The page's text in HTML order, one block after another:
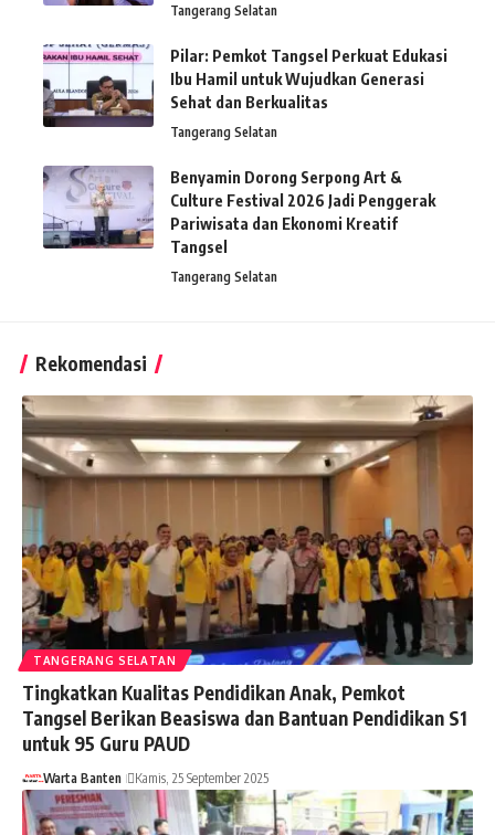
Tangerang Selatan
Pilar: Pemkot Tangsel Perkuat Edukasi
Ibu Hamil untuk Wujudkan Generasi
Sehat dan Berkualitas
Tangerang Selatan
Benyamin Dorong Serpong Art &
Culture Festival 2026 Jadi Penggerak
Pariwisata dan Ekonomi Kreatif
Tangsel
Tangerang Selatan
Rekomendasi
TANGERANG SELATAN
Tingkatkan Kualitas Pendidikan Anak, Pemkot
Tangsel Berikan Beasiswa dan Bantuan Pendidikan S1
untuk 95 Guru PAUD
Warta Banten Kamis, 25 September 2025